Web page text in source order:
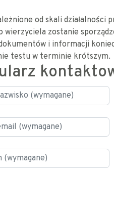
od skali działalności
wierzyciela zostanie
i informacji
testu w terminie krótszym.